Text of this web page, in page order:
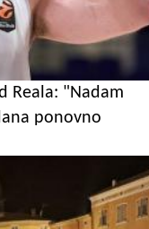
Reala: "Nadam
ponovno